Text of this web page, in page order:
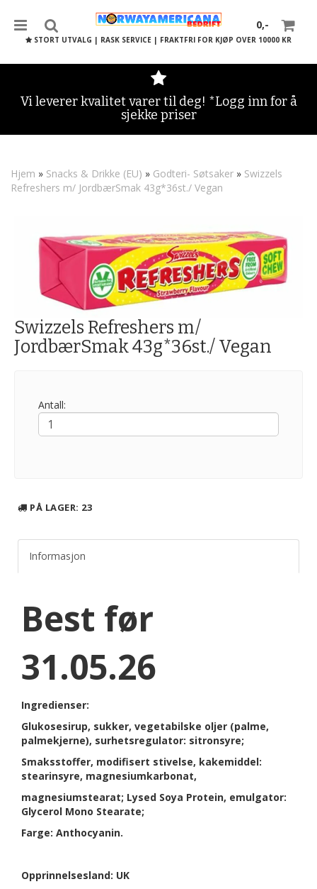
0,-
STORT UTVALG | RASK SERVICE | FRAKTFRI FOR KJØP OVER 10000 KR
Vi leverer kvalitet varer til deg! *Logg inn for å
sjekke priser
Hjem » Snacks & Drikke (EU) » Godteri- Søtsaker » Swizzels
Refreshers m/ JordbærSmak 43g*36st./ Vegan
Swizzels Refreshers m/
JordbærSmak 43g*36st./ Vegan
Antall:
PÅ LAGER: 23
Informasjon
Best før
31.05.26
Ingredienser:
Glukosesirup, sukker, vegetabilske oljer (palme,
palmekjerne), surhetsregulator: sitronsyre;
Smaksstoffer, modifisert stivelse, kakemiddel:
stearinsyre, magnesiumkarbonat,
magnesiumstearat; Lysed Soya Protein, emulgator:
Glycerol Mono Stearate;
Farge: Anthocyanin.
Opprinnelsesland: UK